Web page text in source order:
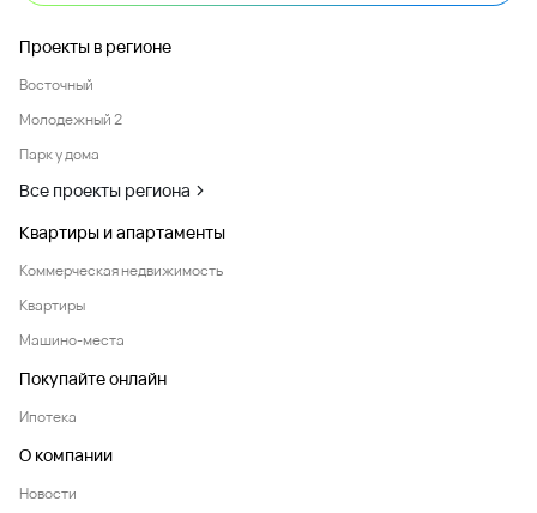
Проекты в регионе
Восточный
Молодежный 2
Парк у дома
Все проекты региона
Квартиры и апартаменты
Коммерческая недвижимость
Квартиры
Машино-места
Покупайте онлайн
Ипотека
О компании
Новости